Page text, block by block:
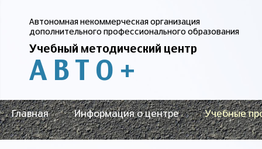
Автономная некоммерческая организация
дополнительного профессионального образования
Учебный методический центр
АВТО +
Главная Информация о центре Учебные